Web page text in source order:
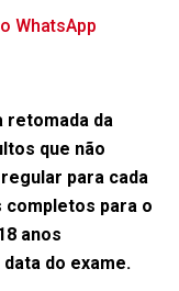
WhatsApp
retomada da
que não
para cada
completos para o
anos
do exame.